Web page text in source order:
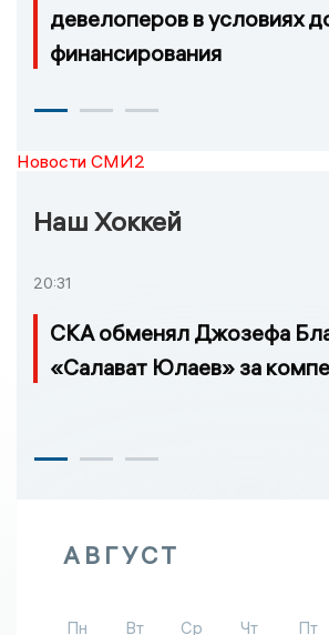
девелоперов в условиях
финансирования
Новости СМИ2
Наш Хоккей
20:31
СКА обменял Джозефа
«Салават Юлаев» за
АВГУСТ
Пн Вт Ср Чт Пт